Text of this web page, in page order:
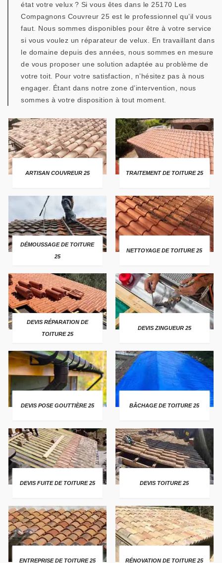
état votre velux ? Si vous êtes dans le 25170 Les
Compagnons Couvreur 25 est le professionnel qu’il vous
faut. Nous sommes disponibles pour être à votre service
si vous voulez un réparateur de velux. En travaillant dans
le domaine depuis des années, nous sommes en mesure
de vous proposer une solution adaptée au problème de
votre toit. Pour votre satisfaction, n’hésitez pas à nous
engager. Étant dans notre zone d’intervention, nous
sommes à votre disposition à tout moment.
ARTISAN COUVREUR 25 TRAITEMENT DE TOITURE 25
DÉMOUSSAGE DE TOITURE
25
NETTOYAGE DE TOITURE 25
DEVIS RÉPARATION DE
TOITURE 25
DEVIS ZINGUEUR 25
DEVIS POSE GOUTTIÈRE 25 BÂCHAGE DE TOITURE 25
DEVIS FUITE DE TOITURE 25 DEVIS TOITURE 25
ENTREPRISE DE TOITURE 25 RÉNOVATION DE TOITURE 25